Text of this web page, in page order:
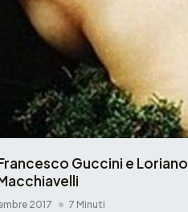
Guccini e Loriano
2017 7 Minuti